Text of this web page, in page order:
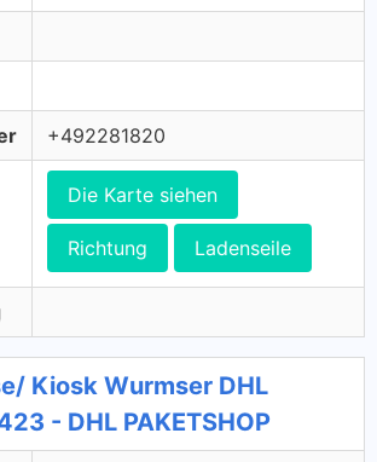
+492281820
Die Karte siehen
Richtung Ladenseile
Kiosk Wurmser DHL
- DHL PAKETSHOP